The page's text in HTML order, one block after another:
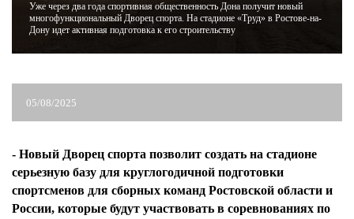
Уже через два года спортивная общественность Дона получит новый
многофункциональный Дворец спорта. На стадионе «Труд» в Ростове-на-
Дону идет активная подготовка к его строительству
05/08/2025
- Новый Дворец спорта позволит создать на стадионе
серьезную базу для круглогодичной подготовки
спортсменов для сборных команд Ростовской области и
России, которые будут участвовать в соревнованиях по